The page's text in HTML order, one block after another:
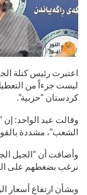
اعتبرت رئيس كتلة
ليست جزءاً من
كردستان “حزبية”.
وقالت عبد الواحد: إن
الشعب”، مشددة
وأضافت أن “الجيل
نرغب بضغطهم على
وبشأن ارتفاع أسعار